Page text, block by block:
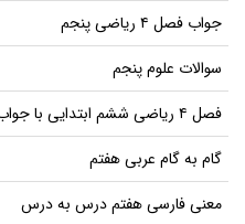
جواب فصل ۴ ریاضی پنجم
سوالات علوم پنجم
فصل ۴ ریاضی ششم ابتدایی با جواب
گام به گام عربی هفتم
معنی فارسی هفتم درس به درس